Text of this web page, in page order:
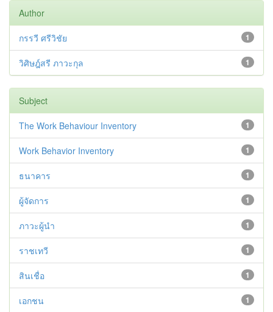
Author
1
กรรวี ศรีวิชัย
1
วิศิษฎ์สรี ภาวะกุล
Subject
1
The Work Behaviour Inventory
1
Work Behavior Inventory
1
ธนาคาร
1
ผู้จัดการ
1
ภาวะผู้นำ
1
ราชเทวี
1
สินเชื่อ
1
เอกชน